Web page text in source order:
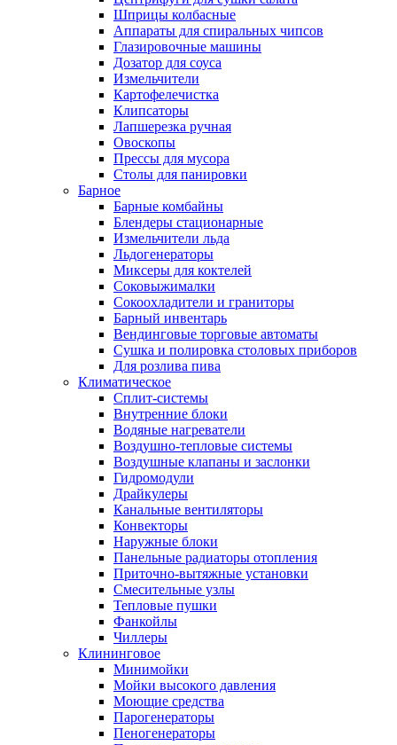
Шприцы колбасные
Аппараты для спиральных чипсов
Глазировочные машины
Дозатор для соуса
Измельчители
Картофелечистка
Клипсаторы
Лапшерезка ручная
Овоскопы
Прессы для мусора
Столы для панировки
Барное
Барные комбайны
Блендеры стационарные
Измельчители льда
Льдогенераторы
Миксеры для коктелей
Соковыжималки
Сокоохладители и граниторы
Барный инвентарь
Вендинговые торговые автоматы
Сушка и полировка столовых приборов
Для розлива пива
Климатическое
Сплит-системы
Внутренние блоки
Водяные нагреватели
Воздушно-тепловые системы
Воздушные клапаны и заслонки
Гидромодули
Драйкулеры
Канальные вентиляторы
Конвекторы
Наружные блоки
Панельные радиаторы отопления
Приточно-вытяжные установки
Смесительные узлы
Тепловые пушки
Фанкойлы
Чиллеры
Клининговое
Минимойки
Мойки высокого давления
Моющие средства
Парогенераторы
Пеногенераторы